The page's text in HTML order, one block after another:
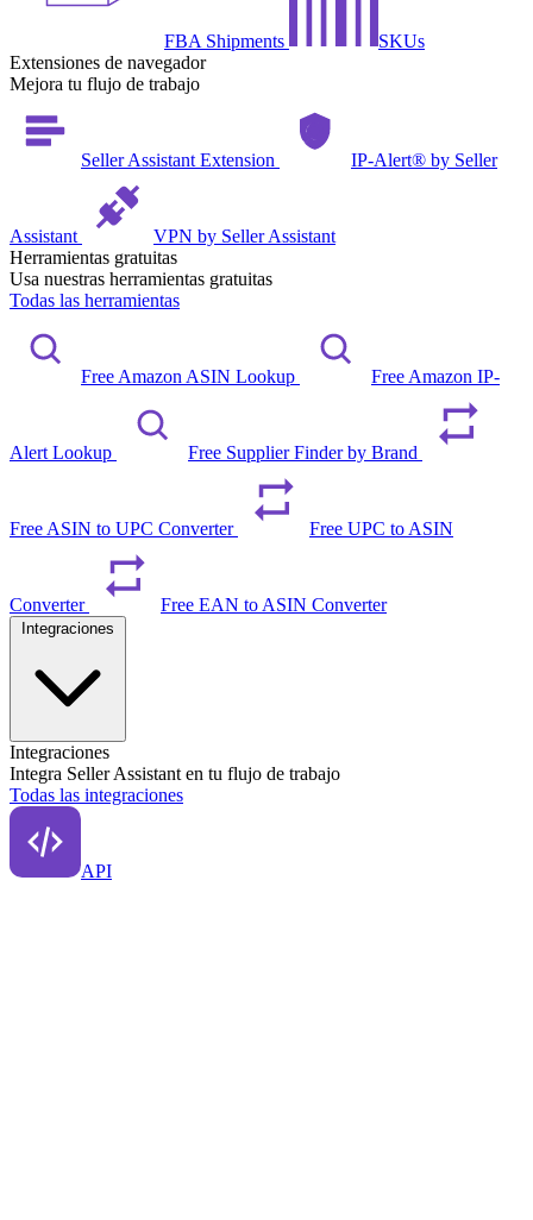
FBA Shipments
SKUs
Extensiones de navegador
Mejora tu flujo de trabajo
Seller Assistant Extension IP-Alert® by Seller
Assistant
VPN by Seller Assistant
Herramientas gratuitas
Usa nuestras herramientas gratuitas
Todas las herramientas
Free Amazon ASIN Lookup Free Amazon IP-
Alert Lookup Free Supplier Finder by Brand
Free ASIN to UPC Converter Free UPC to ASIN
Converter Free EAN to ASIN Converter
Integraciones
Integra Seller Assistant en tu flujo de trabajo
Todas las integraciones
API